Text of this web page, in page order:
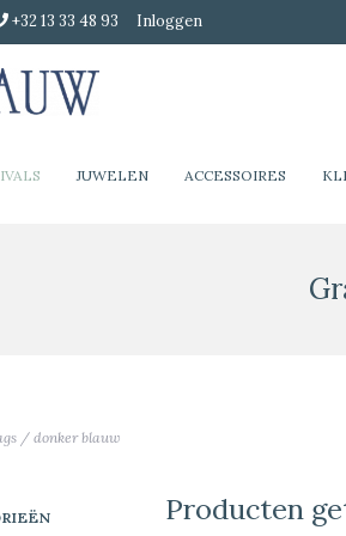
+32 13 33 48 93 Inloggen
JUWELEN ACCESSOIRES
/ donker blauw
Producten